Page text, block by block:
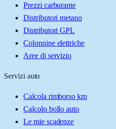
Prezzi carburante
Distributori metano
Distributori GPL
Colonnine elettriche
Aree di servizio
Servizi auto
Calcola rimborso km
Calcolo bollo auto
Le mie scadenze